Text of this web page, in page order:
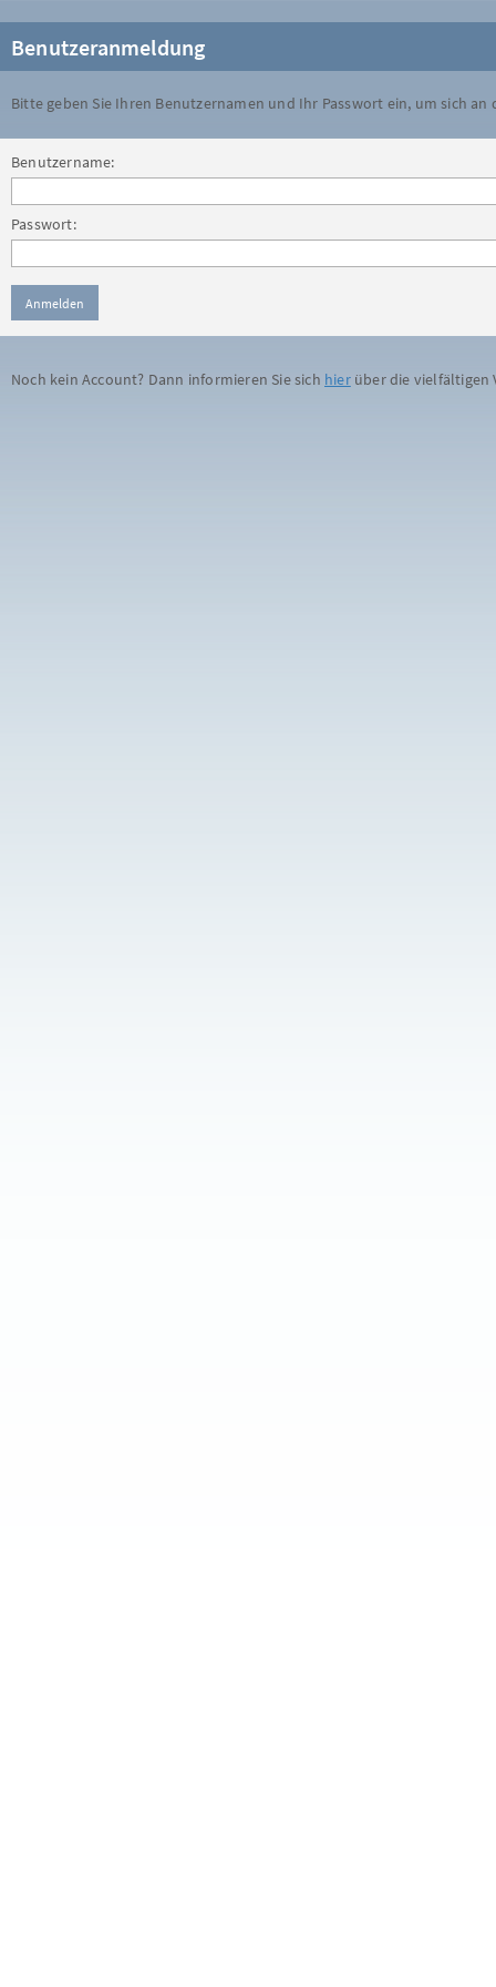
Benutzeranmeldung
Bitte geben Sie Ihren Benutzernamen und Ihr Passwort ein, um sich an
Benutzername:
Passwort:
Noch kein Account? Dann informieren Sie sich hierüber die vielfältigen